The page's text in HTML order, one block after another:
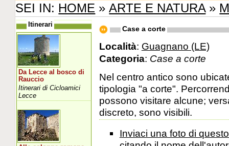
SEI IN: HOME »ARTE E NATURA»
Case a corte
Località: Guagnano (LE)
Categoria: Case a corte
Nel centro antico sono
tipologia "a corte".
possono visitare alcune;
discreto, sono visibili.
Inviaci una foto di
Itinerari
Da Lecce al bosco di
Rauccio
Itinerari di Cicloamici
Lecce